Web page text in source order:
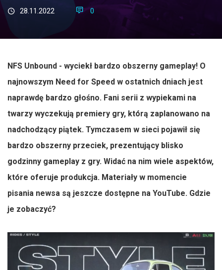
28.11.2022 0
NFS Unbound - wyciekł bardzo obszerny gameplay! O
najnowszym Need for Speed w ostatnich dniach jest
naprawdę bardzo głośno. Fani serii z wypiekami na
twarzy wyczekują premiery gry, którą zaplanowano na
nadchodzący piątek. Tymczasem w sieci pojawił się
bardzo obszerny przeciek, prezentujący blisko
godzinny gameplay z gry. Widać na nim wiele aspektów,
które oferuje produkcja. Materiały w momencie
pisania newsa są jeszcze dostępne na YouTube. Gdzie
je zobaczyć?